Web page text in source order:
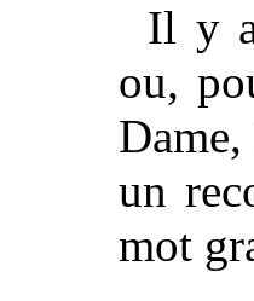
Il y
ou,
un
mot